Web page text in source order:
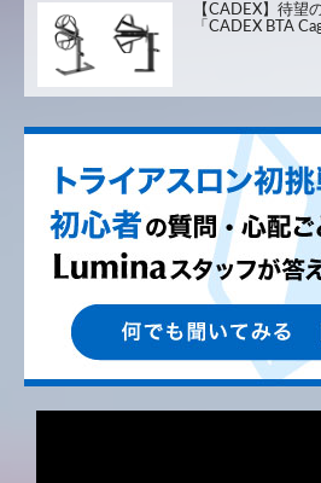
【CADEX】待望
「CADEX BTA